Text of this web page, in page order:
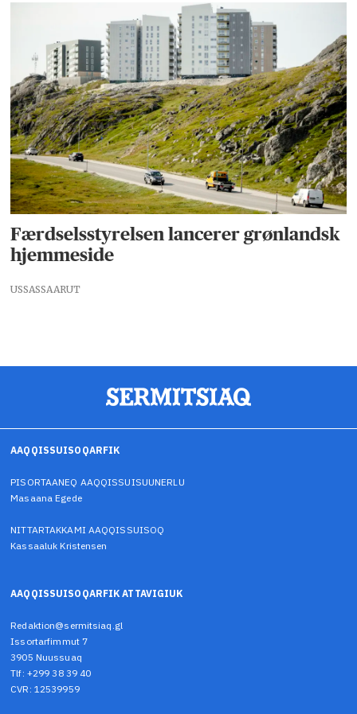
Færdselsstyrelsen lancerer grønlandsk
hjemmeside
USSASSAARUT
AAQQISSUISOQARFIK
PISORTAANEQ AAQQISSUISUUNERLU
Masaana Egede
NITTARTAKKAMI AAQQISSUISOQ
Kassaaluk Kristensen
AAQQISSUISOQARFIK ATTAVIGIUK
Redaktion@sermitsiaq.gl
Issortarfimmut 7
3905 Nuussuaq
Tlf: +299 38 39 40
CVR: 12539959